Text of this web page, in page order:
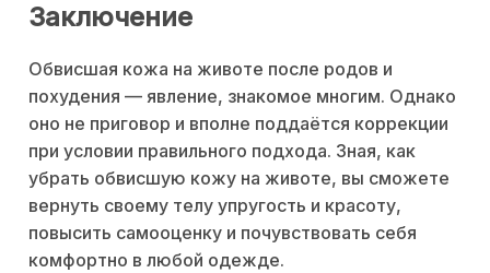
Заключение
Обвисшая кожа на животе после родов и
похудения — явление, знакомое многим. Однако
оно не приговор и вполне поддаётся коррекции
при условии правильного подхода. Зная, как
убрать обвисшую кожу на животе, вы сможете
вернуть своему телу упругость и красоту,
повысить самооценку и почувствовать себя
комфортно в любой одежде.